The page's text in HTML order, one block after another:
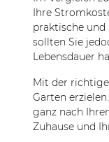
Ihre
praktische und
sollten Sie
Lebensdauer
Mit der
Garten
ganz nach
Zuhause und